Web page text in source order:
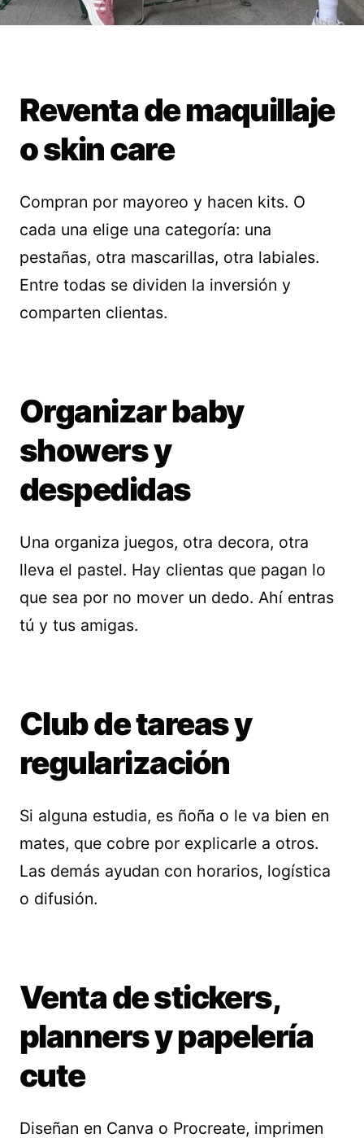
Reventa de maquillaje
o skin care
Compran por mayoreo y hacen kits. O
cada una elige una categoría: una
pestañas, otra mascarillas, otra labiales.
Entre todas se dividen la inversión y
comparten clientas.
Organizar baby
showers y
despedidas
Una organiza juegos, otra decora, otra
lleva el pastel. Hay clientas que pagan lo
que sea por no mover un dedo. Ahí entras
tú y tus amigas.
Club de tareas y
regularización
Si alguna estudia, es ñoña o le va bien en
mates, que cobre por explicarle a otros.
Las demás ayudan con horarios, logística
o difusión.
Venta de stickers,
planners y papelería
cute
Diseñan en Canva o Procreate, imprimen